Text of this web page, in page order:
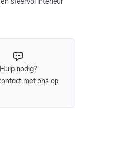
Hulp nodig?
met ons op